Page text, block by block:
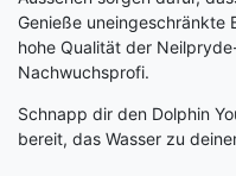
Genieße uneingeschränkte
hohe Qualität der
Nachwuchsprofi.
Schnapp dir den Dolphin
bereit, das Wasser zu